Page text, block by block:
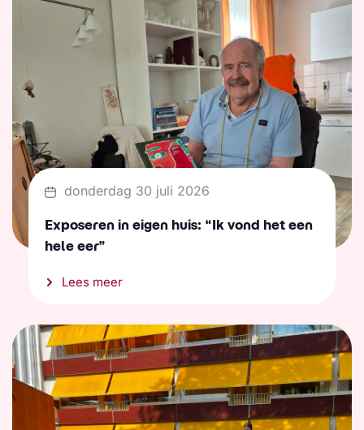
donderdag 30 juli 2026
Exposeren in eigen huis: “Ik vond het een
hele eer”
Lees meer